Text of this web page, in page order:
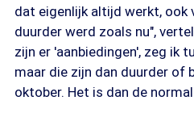
dat eigenlijk altijd werkt, ook
duurder werd zoals nu",
zijn er 'aanbiedingen', zeg ik
maar die zijn dan duurder of
oktober. Het is dan de